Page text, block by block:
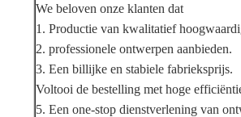
We beloven onze klanten dat
1. Productie van kwalitatief
2. professionele ontwerpen aanbieden.
3. Een billijke en stabiele fabrieksprijs.
Voltooi de bestelling met hoge
5. Een one-stop dienstverlening van